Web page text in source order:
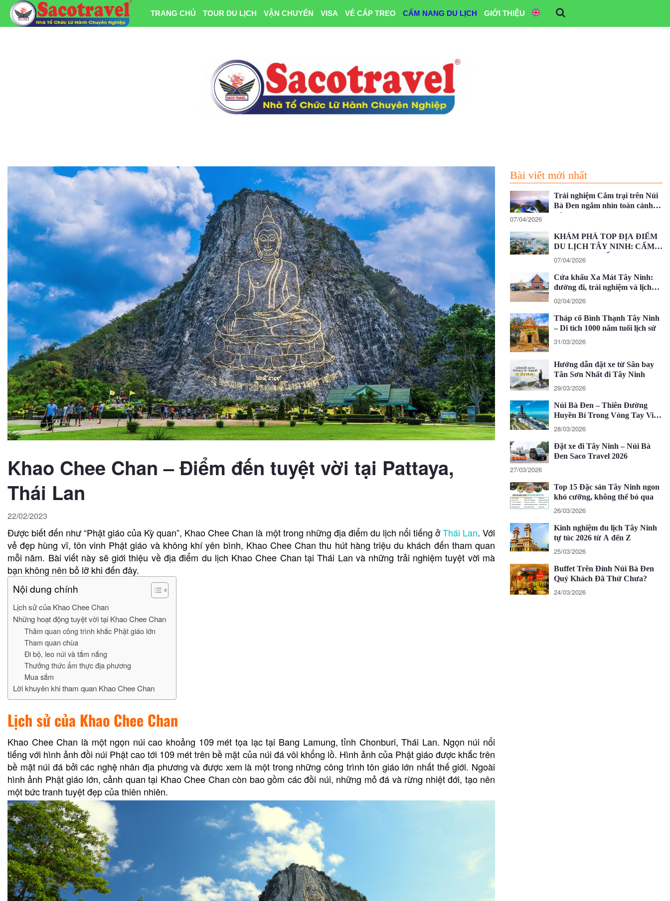
TRANG CHỦ TOUR DU LỊCH VẬN CHUYỂN VISA VÉ CÁP TREO CẨM NANG DU LỊCH GIỚI THIỆU
Khao Chee Chan – Điểm đến tuyệt vời tại Pattaya,
Thái Lan
22/02/2023
Được biết đến như “Phật giáo của Kỳ quan”, Khao Chee Chan là một trong những địa điểm du lịch nổi tiếng ởThái Lan. Với
vẻ đẹp hùng vĩ, tôn vinh Phật giáo và không khí yên bình, Khao Chee Chan thu hút hàng triệu du khách đến tham quan
mỗi năm. Bài viết này sẽ giới thiệu về địa điểm du lịch Khao Chee Chan tại Thái Lan và những trải nghiệm tuyệt vời mà
bạn không nên bỏ lỡ khi đến đây.
Nội dung chính
Lịch sử của Khao Chee Chan
Những hoạt động tuyệt vời tại Khao Chee Chan
Thăm quan công trình khắc Phật giáo lớn
Tham quan chùa
Đi bộ, leo núi và tắm nắng
Thưởng thức ẩm thực địa phương
Mua sắm
Lời khuyên khi tham quan Khao Chee Chan
Lịch sử của Khao Chee Chan
Khao Chee Chan là một ngọn núi cao khoảng 109 mét tọa lạc tại Bang Lamung, tỉnh Chonburi, Thái Lan. Ngọn núi nổi
tiếng với hình ảnh đồi núi Phật cao tới 109 mét trên bề mặt của núi đá vôi khổng lồ. Hình ảnh của Phật giáo được khắc trên
bề mặt núi đá bởi các nghệ nhân địa phương và được xem là một trong những công trình tôn giáo lớn nhất thế giới. Ngoài
hình ảnh Phật giáo lớn, cảnh quan tại Khao Chee Chan còn bao gồm các đồi núi, những mỏ đá và rừng nhiệt đới, tạo nên
một bức tranh tuyệt đẹp của thiên nhiên.
Bài viết mới nhất
Trải nghiệm Cắm trại trên Núi
Bà Đen ngắm nhìn toàn cảnh
Tây Ninh
07/04/2026
KHÁM PHÁ TOP ĐỊA ĐIỂM
DU LỊCH TÂY NINH: CẨM
NANG CHI TIẾT 2026
07/04/2026
Cửa khẩu Xa Mát Tây Ninh:
đường đi, trải nghiệm và lịch
trình 1 ngày
02/04/2026
Tháp cổ Bình Thạnh Tây Ninh
– Di tích 1000 năm tuổi lịch sử
31/03/2026
Hướng dẫn đặt xe từ Sân bay
Tân Sơn Nhất đi Tây Ninh
29/03/2026
Núi Bà Đen – Thiên Đường
Huyền Bí Trong Vòng Tay Việt
Nam
28/03/2026
Đặt xe đi Tây Ninh – Núi Bà
Đen Saco Travel 2026
27/03/2026
Top 15 Đặc sản Tây Ninh ngon
khó cưỡng, không thể bỏ qua
26/03/2026
Kinh nghiệm du lịch Tây Ninh
tự túc 2026 từ A đến Z
25/03/2026
Buffet Trên Đỉnh Núi Bà Đen
Quý Khách Đã Thử Chưa?
24/03/2026